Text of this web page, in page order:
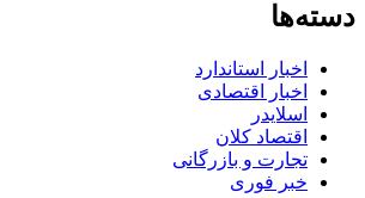
دسته‌ها
اخبار استاندارد
اخبار اقتصادی
اسلایدر
اقتصاد کلان
تجارت و بازرگانی
خبر فوری